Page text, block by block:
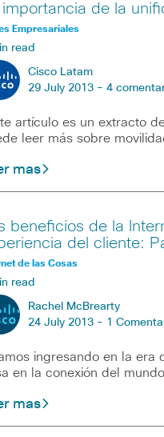
importancia de la
Empresariales
read
Cisco Latam
29 July 2013 - 4
artículo es un extracto
leer más sobre
mas
beneficios de la
del cliente:
de las Cosas
read
Rachel McBrearty
24 July 2013 - 1
ingresando en la era
en la conexión del
mas